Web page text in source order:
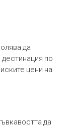
да
по
цени на
да